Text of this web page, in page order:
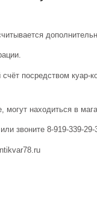
посредством куар-
могут находиться в
звоните 8-919-339-29-